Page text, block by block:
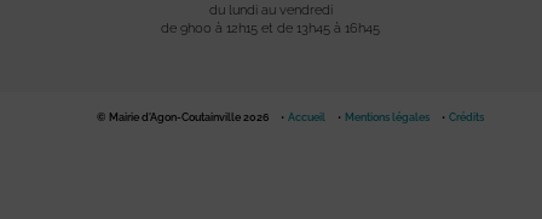
du lundi au vendredi
de 9h00 à 12h15 et de 13h45 à 16h45
© Mairie d'Agon-Coutainville 2026 Accueil Mentions légales Crédits